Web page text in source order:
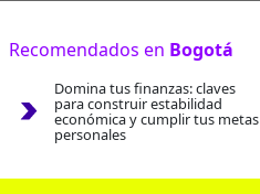
Recomendados en Bogotá
Domina tus finanzas: claves
para construir estabilidad
económica y cumplir tus metas
personales